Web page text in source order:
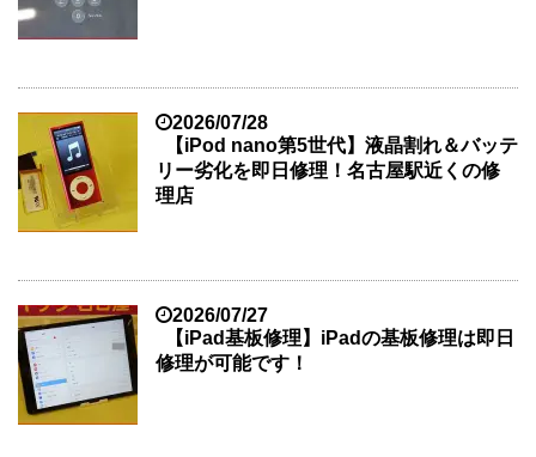
2026/07/28
【iPod nano第5世代】液晶割れ＆バッテ
リー劣化を即日修理！名古屋駅近くの修
理店
2026/07/27
【iPad基板修理】iPadの基板修理は即日
修理が可能です！